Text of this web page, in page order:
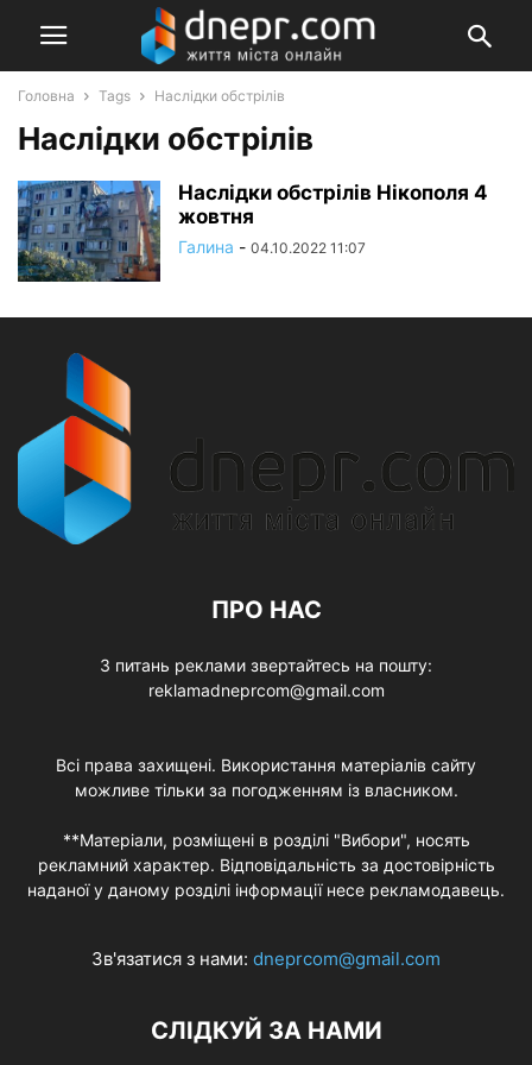
Головна Tags Наслідки обстрілів
Наслідки обстрілів
Наслідки обстрілів Нікополя 4
жовтня
Галина - 04.10.2022 11:07
ПРО НАС
З питань реклами звертайтесь на пошту:
reklamadneprcom@gmail.com
Всі права захищені. Використання матеріалів сайту
можливе тільки за погодженням із власником.
**Матеріали, розміщені в розділі "Вибори", носять
рекламний характер. Відповідальність за достовірність
наданої у даному розділі інформації несе рекламодавець.
Зв'язатися з нами: dneprcom@gmail.com
СЛІДКУЙ ЗА НАМИ